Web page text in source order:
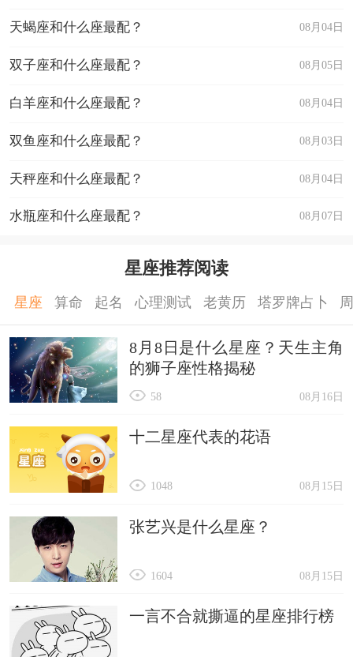
08月04日
天蝎座和什么座最配？
08月05日
双子座和什么座最配？
08月04日
白羊座和什么座最配？
08月03日
双鱼座和什么座最配？
08月04日
天秤座和什么座最配？
08月07日
水瓶座和什么座最配？
星座推荐阅读
星座 算命 起名 心理测试 老黄历 塔罗牌占卜
8月8日是什么星座？天生主角
的狮子座性格揭秘
08月16日
58
十二星座代表的花语
08月15日
1048
张艺兴是什么星座？
08月15日
1604
一言不合就撕逼的星座排行榜